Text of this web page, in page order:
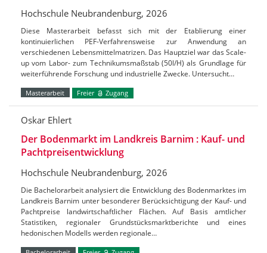
Hochschule Neubrandenburg, 2026
Diese Masterarbeit befasst sich mit der Etablierung einer
kontinuierlichen PEF-Verfahrensweise zur Anwendung an
verschiedenen Lebensmittelmatrizen. Das Hauptziel war das Scale-
up vom Labor- zum Technikumsmaßstab (50l/H) als Grundlage für
weiterführende Forschung und industrielle Zwecke. Untersucht…
Masterarbeit Freier Zugang
Oskar Ehlert
Der Bodenmarkt im Landkreis Barnim : Kauf- und
Pachtpreisentwicklung
Hochschule Neubrandenburg, 2026
Die Bachelorarbeit analysiert die Entwicklung des Bodenmarktes im
Landkreis Barnim unter besonderer Berücksichtigung der Kauf- und
Pachtpreise landwirtschaftlicher Flächen. Auf Basis amtlicher
Statistiken, regionaler Grundstücksmarktberichte und eines
hedonischen Modells werden regionale…